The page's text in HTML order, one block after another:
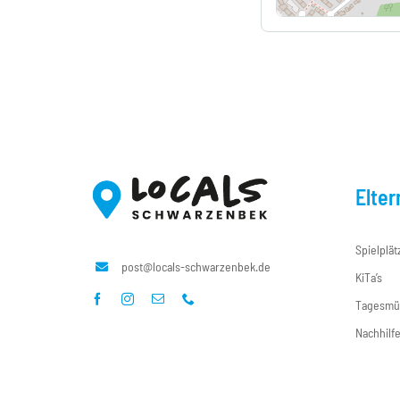
post@locals-schwarzenbek.de
KiTa’s